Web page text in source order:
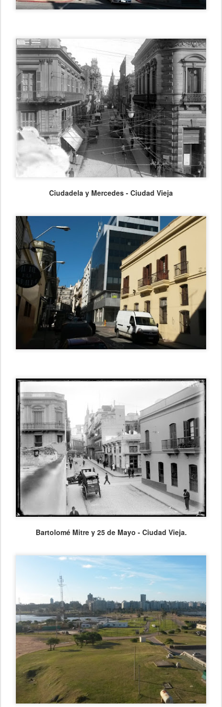
Ciudadela y Mercedes - Ciudad Vieja
Bartolomé Mitre y 25 de Mayo - Ciudad Vieja.